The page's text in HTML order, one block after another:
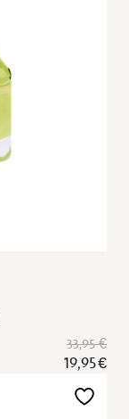
33,95 €
19,95 €
Aggiungi